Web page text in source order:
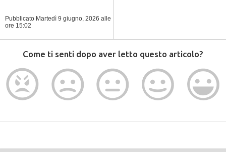
Pubblicato Martedì 9 giugno, 2026 alle
ore 15:02
Come ti senti dopo aver letto questo articolo?